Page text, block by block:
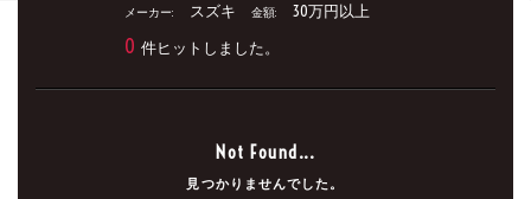
メーカー: スズキ 金額: 30万円以上
0 件ヒットしました。
Not Found...
見つかりませんでした。